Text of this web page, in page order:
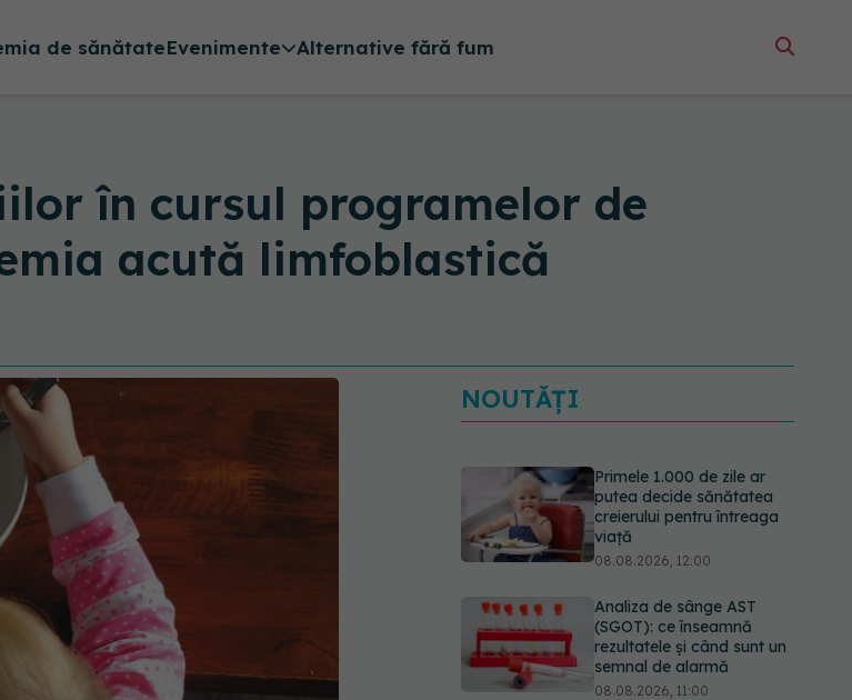
de sănătateEvenimente Alternative fără fum
în cursul programelor de
acută limfoblastică
NOUTĂȚI
Primele 1.000 de zile ar
putea decide sănătatea
creierului pentru întreaga
viață
08.08.2026, 12:00
Analiza de sânge AST
(SGOT): ce înseamnă
rezultatele și când sunt un
semnal de alarmă
08.08.2026, 11:00